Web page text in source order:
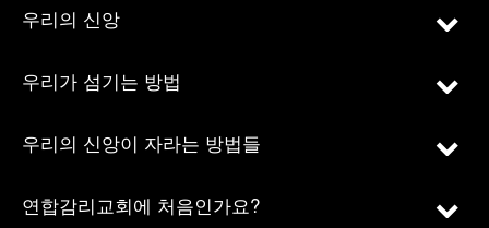
우리의 신앙
우리가 섬기는 방법
우리의 신앙이 자라는 방법들
연합감리교회에 처음인가요?